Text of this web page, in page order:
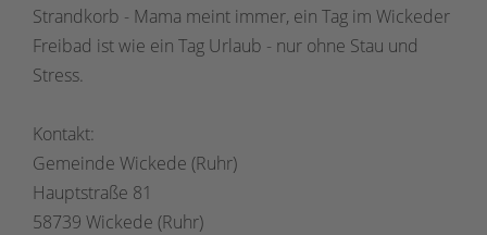
Strandkorb - Mama meint immer, ein Tag im Wickeder
Freibad ist wie ein Tag Urlaub - nur ohne Stau und
Stress.
Kontakt:
Gemeinde Wickede (Ruhr)
Hauptstraße 81
58739 Wickede (Ruhr)